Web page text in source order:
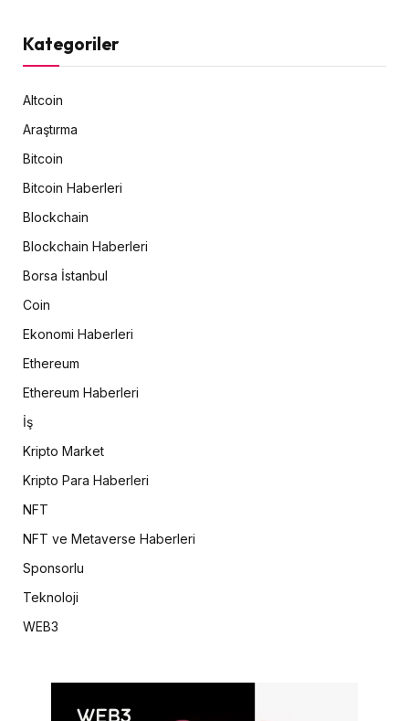
Kategoriler
Altcoin
Araştırma
Bitcoin
Bitcoin Haberleri
Blockchain
Blockchain Haberleri
Borsa İstanbul
Coin
Ekonomi Haberleri
Ethereum
Ethereum Haberleri
İş
Kripto Market
Kripto Para Haberleri
NFT
NFT ve Metaverse Haberleri
Sponsorlu
Teknoloji
WEB3